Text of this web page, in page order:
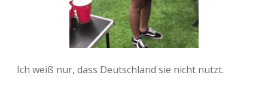
Ich weiß nur, dass Deutschland sie nicht nutzt.